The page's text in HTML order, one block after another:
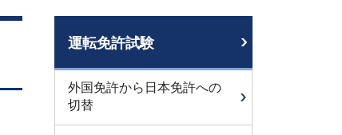
運転免許試験
外国免許から日本免許への
切替